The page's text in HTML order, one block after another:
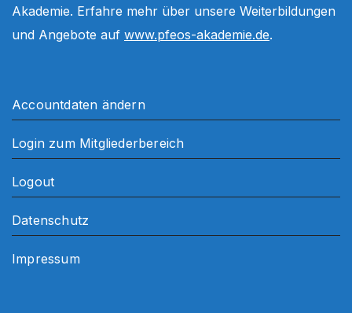
Akademie. Erfahre mehr über unsere Weiterbildungen
und Angebote auf www.pfeos-akademie.de.
Accountdaten ändern
Login zum Mitgliederbereich
Logout
Datenschutz
Impressum